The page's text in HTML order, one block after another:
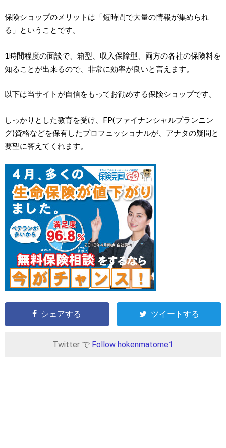
保険ショップのメリットは「短時間で大量の情報が集められ
る」ということです。
1時間程度の面談で、箱型、収入保障型、両方の各社の保険料を
知ることが出来るので、非常に効率が良いと言えます。
以下は当サイトが自信をもってお勧めする保険ショップです。
しっかりとした教育を受け、FP(ファイナンシャルプランニン
グ)資格などを保有したプロフェッショナルが、アナタの疑問と
要望に答えてくれます。
シェアする ツイートする
Twitter で Follow hokenmatome1